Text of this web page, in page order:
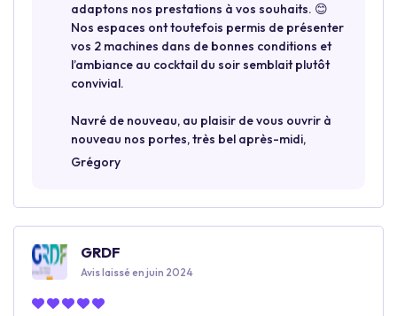
adaptons nos prestations à vos souhaits. 😊
Nos espaces ont toutefois permis de présenter
vos 2 machines dans de bonnes conditions et
l’ambiance au cocktail du soir semblait plutôt
convivial.
Navré de nouveau, au plaisir de vous ouvrir à
nouveau nos portes, très bel après-midi,
Grégory
GRDF
Avis laissé en juin 2024